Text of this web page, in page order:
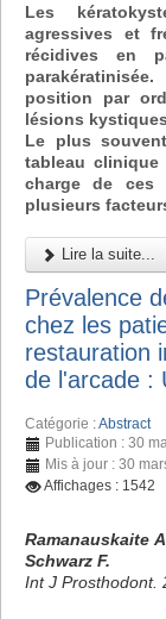
Les
agressives et
récidives en
position par
lésions
Le plus
tableau clinique
charge de ces
plusieurs
Lire la suite...
Prévalence
chez les
restauration
de l'arcade :
Catégorie :Abstract
Publication : 30
Mis à jour : 30
Affichages : 1542
Ramanauskaite
Schwarz F.
Int J Prosthodont.